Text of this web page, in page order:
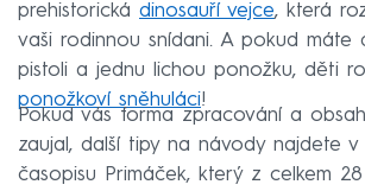
prehistorická dinosauří vejce, která
vaši rodinnou snídani. A pokud máte
pistoli a jednu lichou ponožku, děti
ponožkoví sněhuláci!
Pokud vás forma zpracování a
zaujal, další tipy na návody najdete v
časopisu Primáček, který z celkem